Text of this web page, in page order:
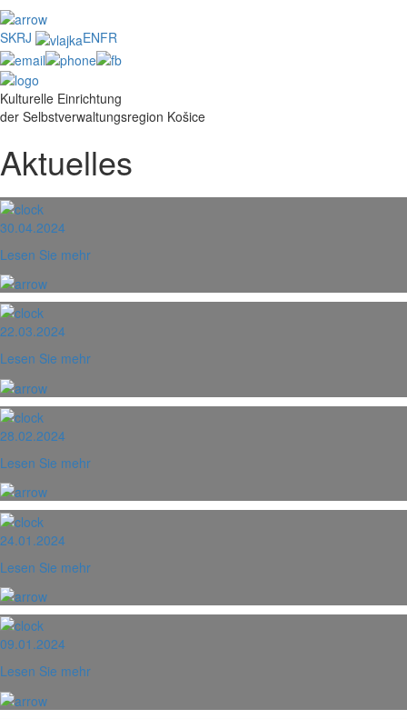
SKRJ ENFR
Kulturelle Einrichtung
der Selbstverwaltungsregion Košice
Aktuelles
30.04.2024
Lesen Sie mehr
22.03.2024
Lesen Sie mehr
28.02.2024
Lesen Sie mehr
24.01.2024
Lesen Sie mehr
09.01.2024
Lesen Sie mehr